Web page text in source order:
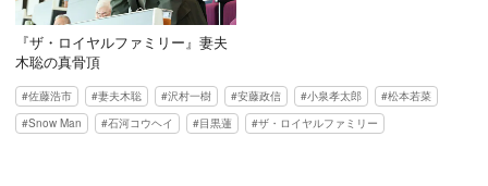
『ザ・ロイヤルファミリー』妻夫
木聡の真骨頂
佐藤浩市 妻夫木聡 沢村一樹 安藤政信 小泉孝太郎
松本若菜
Snow Man
石河コウヘイ 目黒蓮 ザ・ロイヤルファミリー